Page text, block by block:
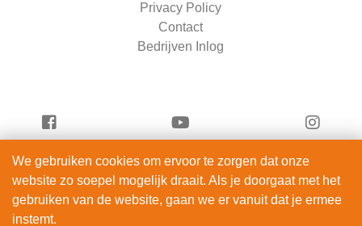
Privacy Policy
Contact
Bedrijven Inlog
Vandaag Entertainment is onderdeel van
ServiceRight B.V. | KVK 90914872
We gebruiken cookies om ervoor te zorgen dat onze
website zo soepel mogelijk draait. Als je doorgaat met het
gebruiken van de website, gaan we er vanuit dat je ermee
instemt.